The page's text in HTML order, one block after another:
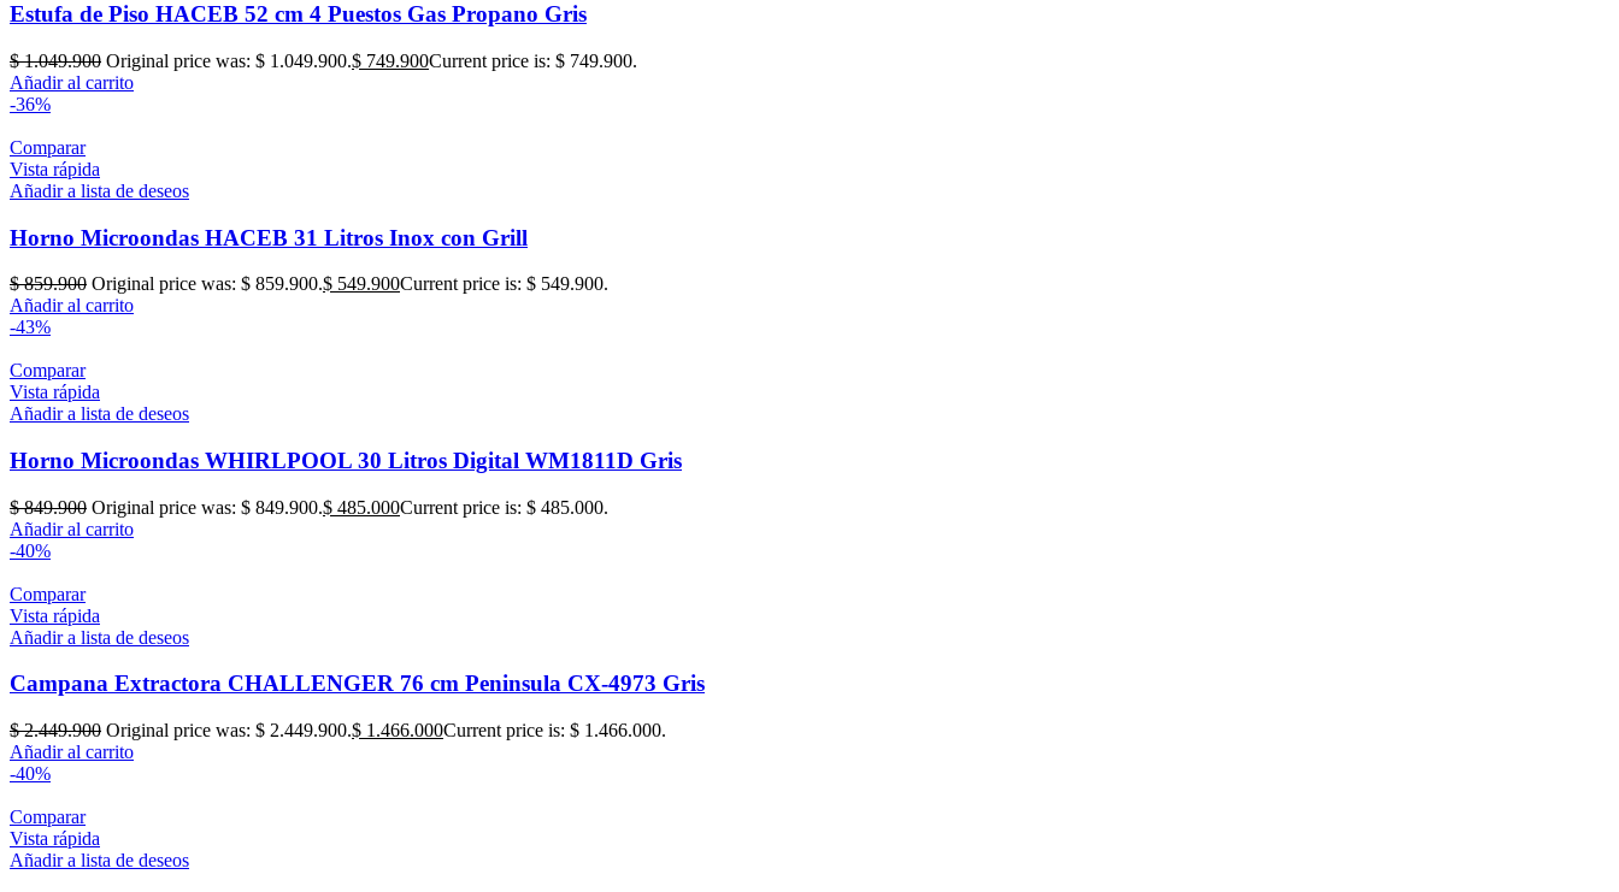
Estufa de Piso HACEB 52 cm 4 Puestos Gas Propano Gris
$1.049.900 Original price was: $ 1.049.900.$ 749.900Current price is: $ 749.900.
Añadir al carrito
-36%
Comparar
Vista rápida
Añadir a lista de deseos
Horno Microondas HACEB 31 Litros Inox con Grill
$859.900 Original price was: $ 859.900.$ 549.900Current price is: $ 549.900.
Añadir al carrito
-43%
Comparar
Vista rápida
Añadir a lista de deseos
Horno Microondas WHIRLPOOL 30 Litros Digital WM1811D Gris
$849.900 Original price was: $ 849.900.$ 485.000Current price is: $ 485.000.
Añadir al carrito
-40%
Comparar
Vista rápida
Añadir a lista de deseos
Campana Extractora CHALLENGER 76 cm Peninsula CX-4973 Gris
$2.449.900 Original price was: $ 2.449.900.$ 1.466.000Current price is: $ 1.466.000.
Añadir al carrito
-40%
Comparar
Vista rápida
Añadir a lista de deseos